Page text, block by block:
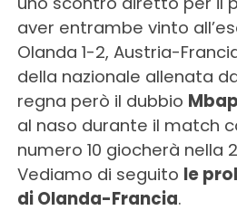
aver entrambe vinto
Olanda 1-2, Austria-
della nazionale allenata
regna però il dubbio
al naso durante il match
numero 10 giocherà nella
Vediamo di seguito le
di Olanda-Francia.